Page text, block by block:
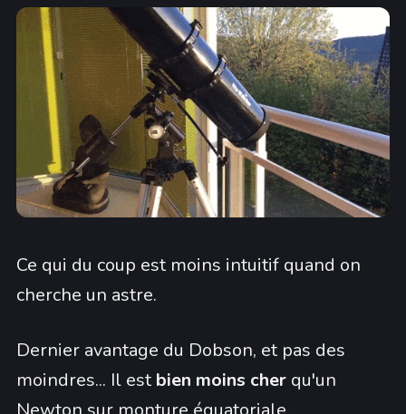
Ce qui du coup est moins intuitif quand on
cherche un astre.
Dernier avantage du Dobson, et pas des
moindres... Il estbien moins cherqu'un